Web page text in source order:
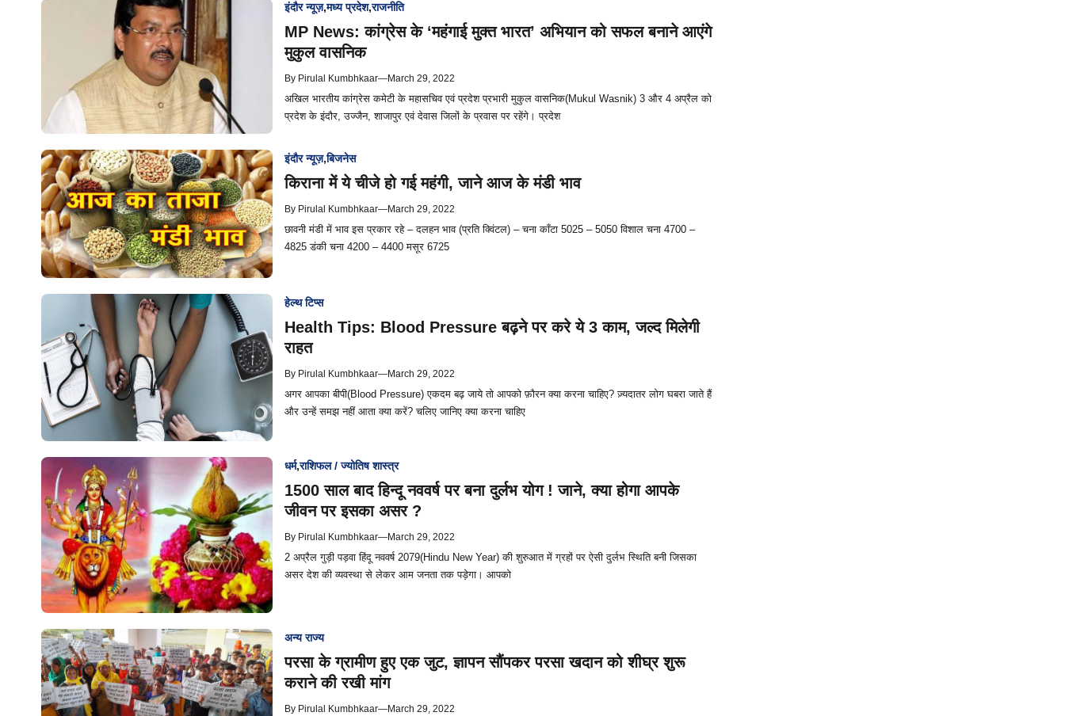
इंदौर न्यूज़,मध्य प्रदेश,राजनीति
MP News: कांग्रेस के ‘महंगाई मुक्त भारत’ अभियान को सफल बनाने आएंगे
मुकुल वासनिक
By Pirulal Kumbhkaar—March 29, 2022
अखिल भारतीय कांग्रेस कमेटी के महासचिव एवं प्रदेश प्रभारी मुकुल वासनिक(Mukul Wasnik) 3 और 4 अप्रैल को
प्रदेश के इंदौर, उज्जैन, शाजापुर एवं देवास जिलों के प्रवास पर रहेंगे। प्रदेश
इंदौर न्यूज़,बिजनेस
किराना में ये चीजे हो गई महंगी, जाने आज के मंडी भाव
By Pirulal Kumbhkaar—March 29, 2022
छावनी मंडी में भाव इस प्रकार रहे – दलहन भाव (प्रति क्विंटल) – चना काँटा 5025 – 5050 विशाल चना 4700 –
4825 डंकी चना 4200 – 4400 मसूर 6725
हेल्थ टिप्स
Health Tips: Blood Pressure बढ़ने पर करे ये 3 काम, जल्द मिलेगी
राहत
By Pirulal Kumbhkaar—March 29, 2022
अगर आपका बीपी(Blood Pressure) एकदम बढ़ जाये तो आपको फ़ौरन क्या करना चाहिए? ज़्यदातर लोग घबरा जाते हैं
और उन्हें समझ नहीं आता क्या करें? चलिए जानिए क्या करना चाहिए
धर्म,राशिफल / ज्योतिष शास्त्र
1500 साल बाद हिन्दू नववर्ष पर बना दुर्लभ योग ! जाने, क्या होगा आपके
जीवन पर इसका असर ?
By Pirulal Kumbhkaar—March 29, 2022
2 अप्रैल गुड़ी पड़वा हिंदू नववर्ष 2079(Hindu New Year) की शुरुआत में ग्रहों पर ऐसी दुर्लभ स्थिति बनी जिसका
असर देश की व्यवस्था से लेकर आम जनता तक पड़ेगा। आपको
अन्य राज्य
परसा के ग्रामीण हुए एक जुट, ज्ञापन सौंपकर परसा खदान को शीघ्र शुरू
कराने की रखी मांग
By Pirulal Kumbhkaar—March 29, 2022